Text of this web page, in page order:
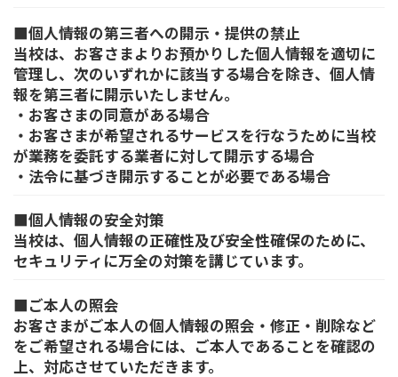
■個人情報の第三者への開示・提供の禁止
当校は、お客さまよりお預かりした個人情報を適切に
管理し、次のいずれかに該当する場合を除き、個人情
報を第三者に開示いたしません。
・お客さまの同意がある場合
・お客さまが希望されるサービスを行なうために当校
が業務を委託する業者に対して開示する場合
・法令に基づき開示することが必要である場合
■個人情報の安全対策
当校は、個人情報の正確性及び安全性確保のために、
セキュリティに万全の対策を講じています。
■ご本人の照会
お客さまがご本人の個人情報の照会・修正・削除など
をご希望される場合には、ご本人であることを確認の
上、対応させていただきます。